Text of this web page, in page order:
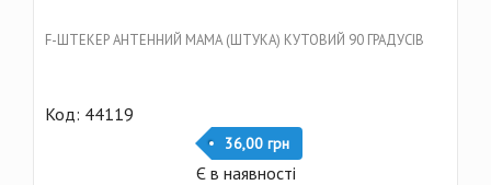
F-ШТЕКЕР АНТЕННИЙ МАМА (ШТУКА) КУТОВИЙ 90 ГРАДУСІВ
Код: 44119
36,00 грн
Є в наявності